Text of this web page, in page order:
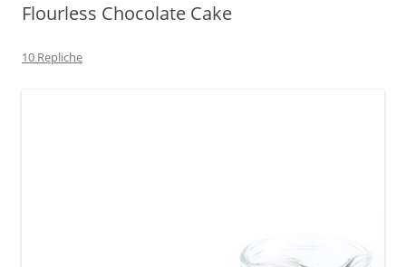
Flourless Chocolate Cake
10 Repliche